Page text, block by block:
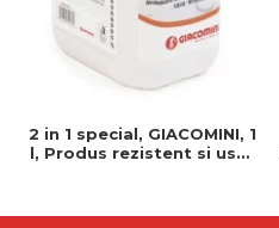
2 in 1 special, GIACOMINI, 1
l, Produs rezistent si usor